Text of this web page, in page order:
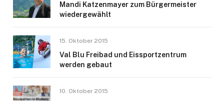
Mandi Katzenmayer zum Bürgermeister
wiedergewählt
15. Oktober 2015
Val Blu Freibad und Eissportzentrum
werden gebaut
10. Oktober 2015